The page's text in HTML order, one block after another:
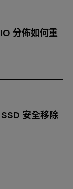
分佈如何重
安全移除